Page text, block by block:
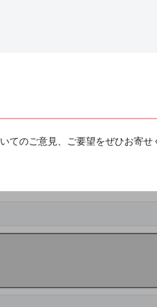
のご意見、ご要望をぜひお寄せ